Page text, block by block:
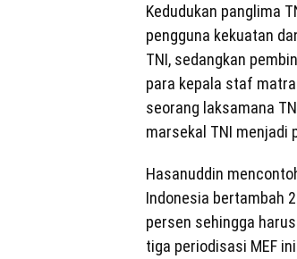
Kedudukan panglima
pengguna kekuatan
TNI, sedangkan
para kepala staf
seorang laksamana
marsekal TNI menjadi
Hasanuddin
Indonesia bertambah
persen sehingga
tiga periodisasi MEF